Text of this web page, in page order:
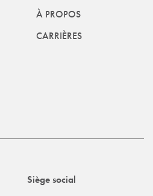
Siège social
À PROPOS
CARRIÈRES